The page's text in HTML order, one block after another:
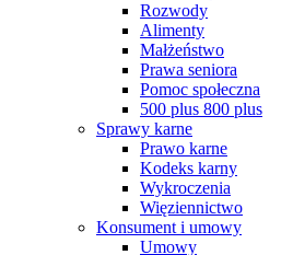
Rozwody
Alimenty
Małżeństwo
Prawa seniora
Pomoc społeczna
500 plus 800 plus
Sprawy karne
Prawo karne
Kodeks karny
Wykroczenia
Więziennictwo
Konsument i umowy
Umowy